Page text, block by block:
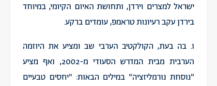
ישראל למצרים וירדן, ותחושת האיום הקיומי, במיוחד
בירדן עקב רעיונות טראמפ, עומדים ברקע.
ו. בה בעת, הקולקטיב הערבי שב ומציע את היוזמה
הערבית מבית המדרש הסעודי מ-2002, ואף מציע
"נוסחת נורמליזציה" במילים הבאות: "יחסים טבעיים